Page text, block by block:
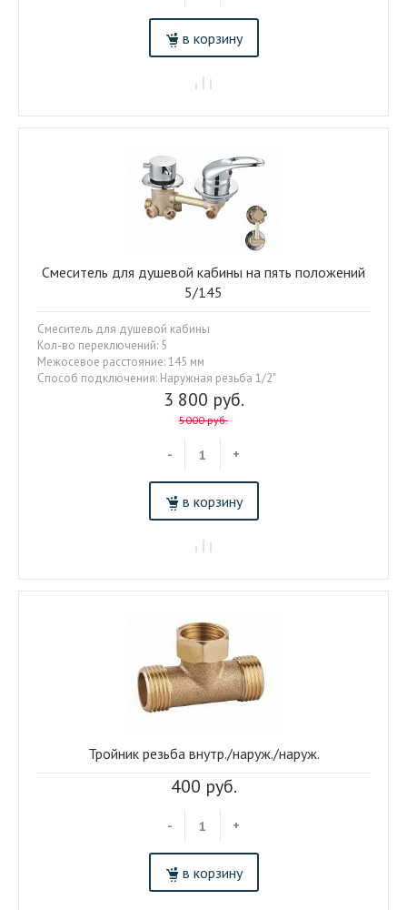
в корзину
3 800 руб.
5000 руб.
- +
в корзину
Смеситель для душевой кабины на пять положений
5/145
Смеситель для душевой кабины
Кол-во переключений: 5
Межосевое расстояние: 145 мм
Способ подключения: Наружная резьба 1/2"
400 руб.
- +
в корзину
Тройник резьба внутр./наруж./наруж.